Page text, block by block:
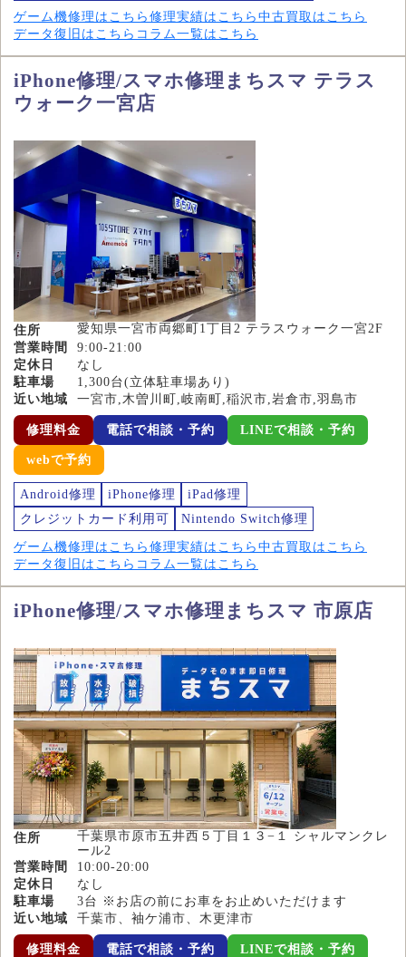
ゲーム機修理はこちら 修理実績はこちら 中古買取はこちら
データ復旧はこちら コラム一覧はこちら
iPhone修理/スマホ修理まちスマ テラス
ウォーク一宮店
住所
愛知県一宮市両郷町1丁目2 テラスウォーク一宮2F
営業時間
9:00-21:00
定休日
なし
駐車場
1,300台(立体駐車場あり)
近い地域
一宮市,木曽川町,岐南町,稲沢市,岩倉市,羽島市
修理料金 電話で相談・予約 LINEで相談・予約
webで予約
Android修理 iPhone修理
iPad修理
クレジットカード利用可
Nintendo Switch修理
ゲーム機修理はこちら 修理実績はこちら 中古買取はこちら
データ復旧はこちら コラム一覧はこちら
iPhone修理/スマホ修理まちスマ 市原店
住所
千葉県市原市五井西５丁目１３−１ シャルマンクレ
ール2
営業時間
10:00-20:00
定休日
なし
駐車場
3台 ※お店の前にお車をお止めいただけます
近い地域
千葉市、袖ケ浦市、木更津市
修理料金 電話で相談・予約 LINEで相談・予約